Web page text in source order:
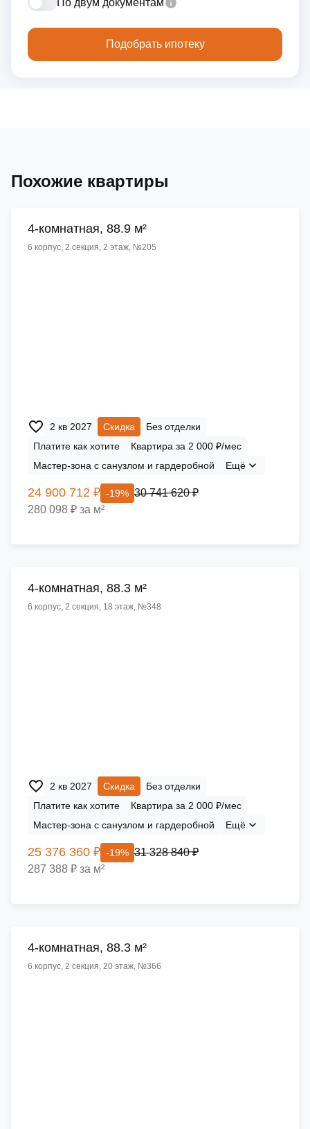
Подобрать ипотеку
Похожие квартиры
4-комнатная, 88.9 м²
6 корпус, 2 секция, 2 этаж, №205
2 кв 2027 Скидка
Без отделки
Платите как хотите
Квартира за 2 000 ₽/мес
Мастер-зона с санузлом и гардеробной
Ещё
24 900 712 ₽ -19% 30 741 620 ₽
280 098 ₽ за м²
4-комнатная, 88.3 м²
6 корпус, 2 секция, 18 этаж, №348
2 кв 2027 Скидка
Без отделки
Платите как хотите
Квартира за 2 000 ₽/мес
Мастер-зона с санузлом и гардеробной
Ещё
25 376 360 ₽ -19% 31 328 840 ₽
287 388 ₽ за м²
4-комнатная, 88.3 м²
6 корпус, 2 секция, 20 этаж, №366